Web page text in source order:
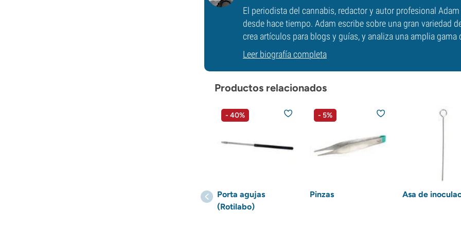
El periodista del cannabis, redactor y autor profesional
desde hace tiempo. Adam escribe sobre una gran variedad
crea artículos para blogs y guías, y analiza una amplia
Leer biografía completa
Productos relacionados
- 40%
Porta agujas
(Rotilabo)
- 5%
Pinzas Asa de